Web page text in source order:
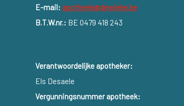
E-mail: apotheek@dewieke.be
B.T.W.nr.: BE 0479 418 243
Verantwoordelijke apotheker:
Els Desaele
Vergunningsnummer apotheek: